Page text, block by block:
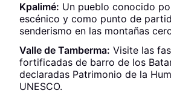
Kpalimé: Un pueblo conocido
escénico y como punto de
senderismo en las montañas
Valle de Tamberma: Visite las
fortificadas de barro de los
declaradas Patrimonio de la
UNESCO.